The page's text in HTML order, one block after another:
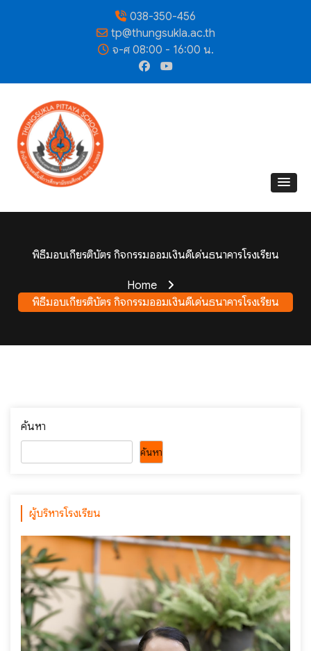
038-350-456
tp@thungsukla.ac.th
จ-ศ 08:00 - 16:00 น.
พิธีมอบเกียรติบัตร กิจกรรมออมเงินดีเด่นธนาคารโรงเรียน
Home
พิธีมอบเกียรติบัตร กิจกรรมออมเงินดีเด่นธนาคารโรงเรียน
ค้นหา
ค้นหา
ผู้บริหารโรงเรียน